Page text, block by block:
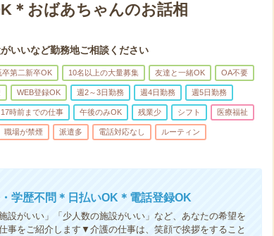
＊おばあちゃんのお話相
いいなど勤務地ご相談ください
卒第二新卒OK 10名以上の大量募集 友達と一緒OK OA不要
WEB登録OK 週2～3日勤務 週4日勤務 週5日勤務
17時前までの仕事 午後のみOK 残業少 シフト 医療福祉
職場が禁煙 派遣多 電話対応なし ルーティン
学歴不問＊日払いOK＊電話登録OK
がいい」「少人数の施設がいい」など、あなたの希望を
事をご紹介します▼介護の仕事は、笑顔で挨拶をすること